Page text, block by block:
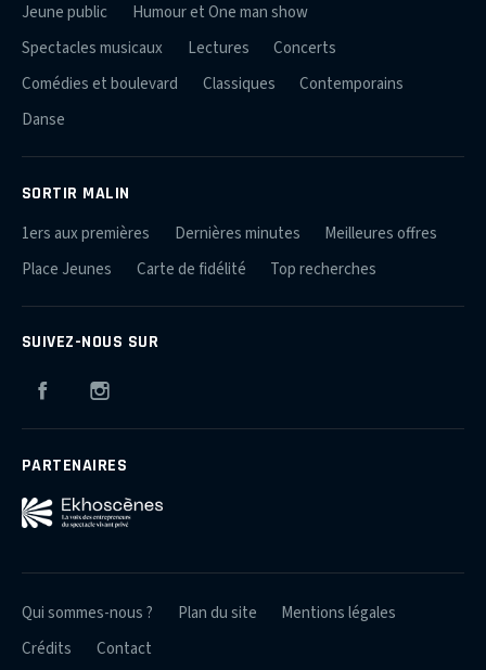
Jeune public
Humour et One man show
Spectacles musicaux
Lectures
Concerts
Comédies et boulevard
Classiques
Contemporains
Danse
SORTIR MALIN
1ers aux premières Dernières minutes
Meilleures offres
Place Jeunes
Carte de fidélité Top recherches
SUIVEZ-NOUS SUR
Facebook
PARTENAIRES
Qui sommes-nous ? Plan du site
Mentions légales
Crédits
Contact